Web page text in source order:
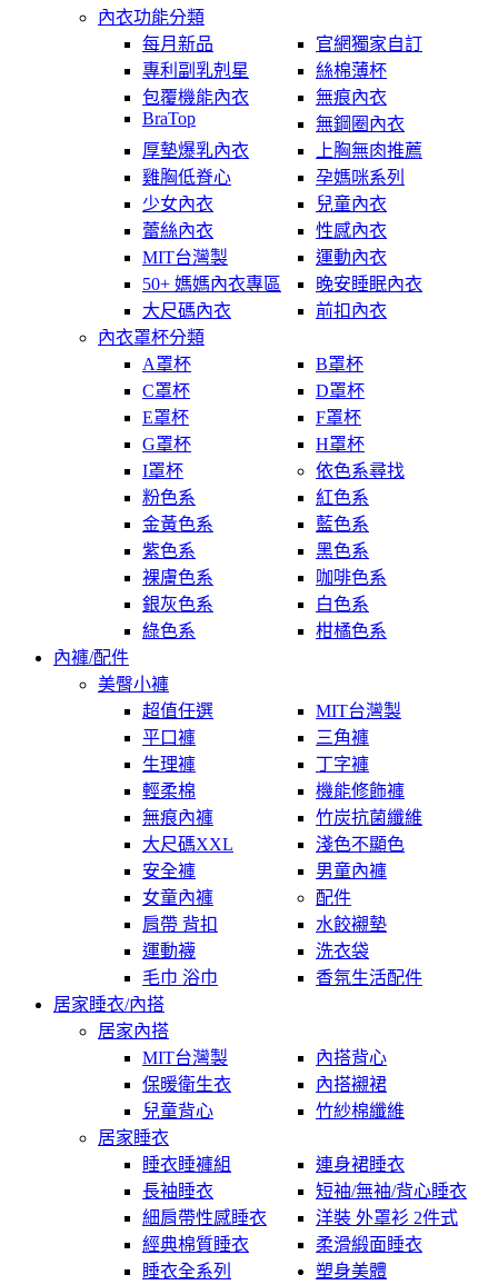
內衣功能分類
每月新品
官網獨家自訂
專利副乳剋星
絲棉薄杯
包覆機能內衣
無痕內衣
BraTop
無鋼圈內衣
厚墊爆乳內衣
上胸無肉推薦
雞胸低脊心
孕媽咪系列
少女內衣
兒童內衣
蕾絲內衣
性感內衣
MIT台灣製
運動內衣
50+ 媽媽內衣專區
晚安睡眠內衣
大尺碼內衣
前扣內衣
內衣罩杯分類
A罩杯
B罩杯
C罩杯
D罩杯
E罩杯
F罩杯
G罩杯
H罩杯
I罩杯
依色系尋找
粉色系
紅色系
金黃色系
藍色系
紫色系
黑色系
裸膚色系
咖啡色系
銀灰色系
白色系
綠色系
柑橘色系
內褲/配件
美臀小褲
超值任選
MIT台灣製
平口褲
三角褲
生理褲
丁字褲
輕柔棉
機能修飾褲
無痕內褲
竹炭抗菌纖維
大尺碼XXL
淺色不顯色
安全褲
男童內褲
女童內褲
配件
肩帶 背扣
水餃襯墊
運動襪
洗衣袋
毛巾 浴巾
香氛生活配件
居家睡衣/內搭
居家內搭
MIT台灣製
內搭背心
保暖衛生衣
內搭襯裙
兒童背心
竹紗棉纖維
居家睡衣
睡衣睡褲組
連身裙睡衣
長袖睡衣
短袖/無袖/背心睡衣
細肩帶性感睡衣
洋裝 外罩衫 2件式
經典棉質睡衣
柔滑緞面睡衣
睡衣全系列
塑身美體